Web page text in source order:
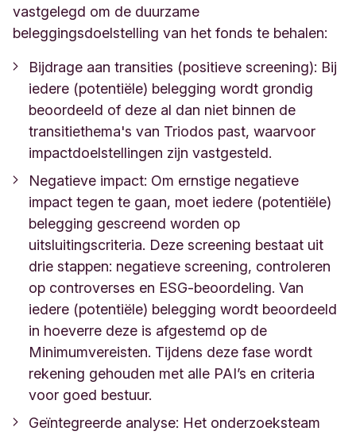
vastgelegd om de duurzame
beleggingsdoelstelling van het fonds te behalen:
Bijdrage aan transities (positieve screening): Bij
iedere (potentiële) belegging wordt grondig
beoordeeld of deze al dan niet binnen de
transitiethema's van Triodos past, waarvoor
impactdoelstellingen zijn vastgesteld.
Negatieve impact: Om ernstige negatieve
impact tegen te gaan, moet iedere (potentiële)
belegging gescreend worden op
uitsluitingscriteria. Deze screening bestaat uit
drie stappen: negatieve screening, controleren
op controverses en ESG-beoordeling. Van
iedere (potentiële) belegging wordt beoordeeld
in hoeverre deze is afgestemd op de
Minimumvereisten. Tijdens deze fase wordt
rekening gehouden met alle PAI’s en criteria
voor goed bestuur.
Geïntegreerde analyse: Het onderzoeksteam